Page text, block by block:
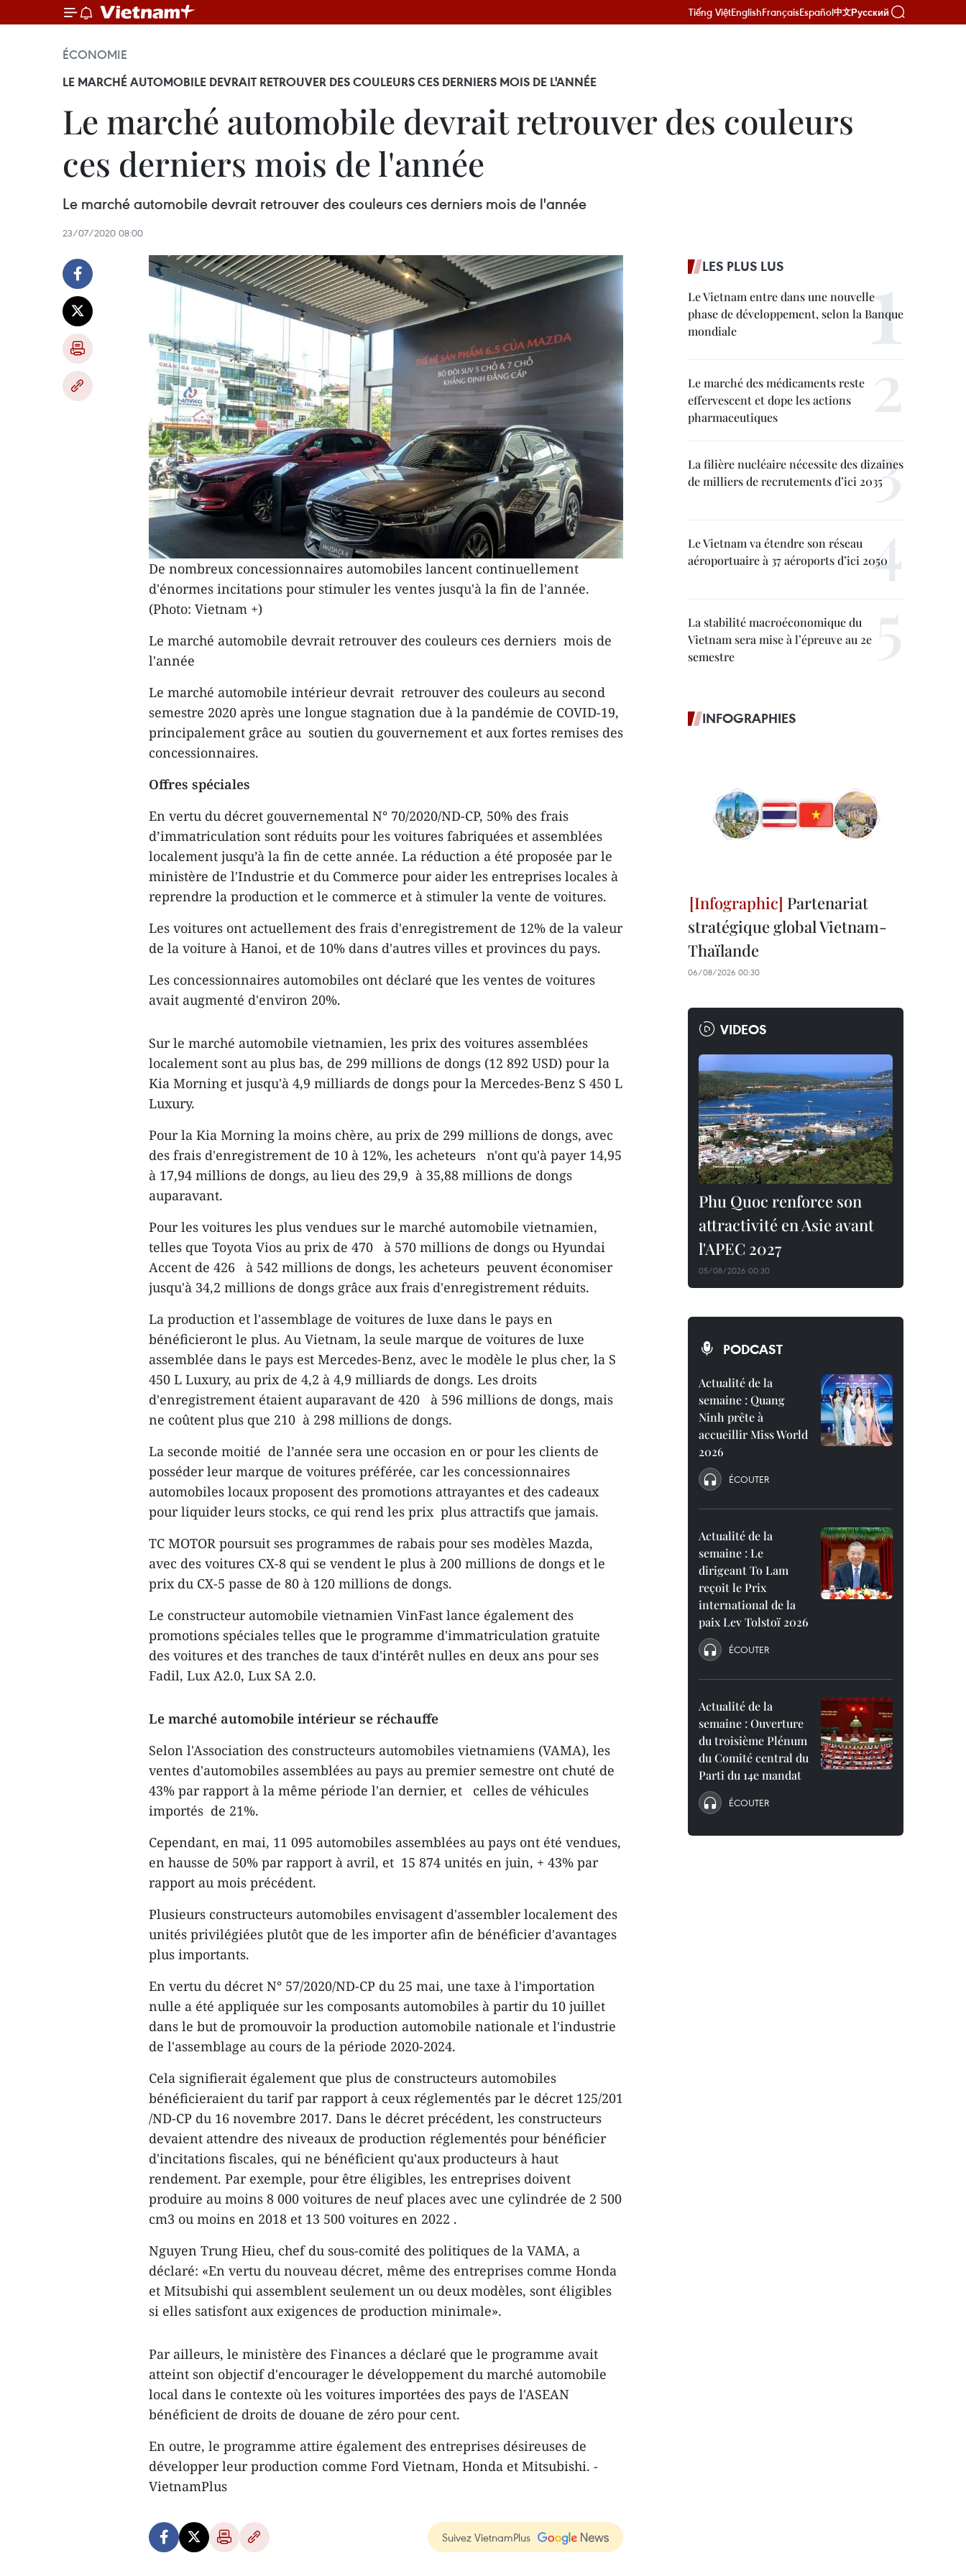
Tiếng ViệtEnglishFrançaisEspañol中文Русский
ÉCONOMIE
LE MARCHÉ AUTOMOBILE DEVRAIT RETROUVER DES COULEURS CES DERNIERS MOIS DE L'ANNÉE
Le marché automobile devrait retrouver des couleurs
ces derniers mois de l'année
Le marché automobile devrait retrouver des couleurs ces derniers mois de l'année
23/07/2020 08:00
De nombreux concessionnaires automobiles lancent continuellement
d'énormes incitations pour stimuler les ventes jusqu'à la fin de l'année.
(Photo: Vietnam +)
Le marché automobile devrait retrouver des couleurs ces derniers mois de
l'année
Le marché automobile intérieur devrait retrouver des couleurs au second
semestre 2020 après une longue stagnation due à la pandémie de COVID-19,
principalement grâce au soutien du gouvernement et aux fortes remises des
concessionnaires.
Offres spéciales
En vertu du décret gouvernemental N° 70/2020/ND-CP, 50% des frais
d’immatriculation sont réduits pour les voitures fabriquées et assemblées
localement jusqu’à la fin de cette année. La réduction a été proposée par le
ministère de l'Industrie et du Commerce pour aider les entreprises locales à
reprendre la production et le commerce et à stimuler la vente de voitures.
Les voitures ont actuellement des frais d'enregistrement de 12% de la valeur
de la voiture à Hanoi, et de 10% dans d'autres villes et provinces du pays.
Les concessionnaires automobiles ont déclaré que les ventes de voitures
avait augmenté d'environ 20%.
Sur le marché automobile vietnamien, les prix des voitures assemblées
localement sont au plus bas, de 299 millions de dongs (12 892 USD) pour la
Kia Morning et jusqu'à 4,9 milliards de dongs pour la Mercedes-Benz S 450 L
Luxury.
Pour la Kia Morning la moins chère, au prix de 299 millions de dongs, avec
des frais d'enregistrement de 10 à 12%, les acheteurs n'ont qu'à payer 14,95
à 17,94 millions de dongs, au lieu des 29,9 à 35,88 millions de dongs
auparavant.
Pour les voitures les plus vendues sur le marché automobile vietnamien,
telles que Toyota Vios au prix de 470 à 570 millions de dongs ou Hyundai
Accent de 426 à 542 millions de dongs, les acheteurs peuvent économiser
jusqu'à 34,2 millions de dongs grâce aux frais d'enregistrement réduits.
La production et l'assemblage de voitures de luxe dans le pays en
bénéficieront le plus. Au Vietnam, la seule marque de voitures de luxe
assemblée dans le pays est Mercedes-Benz, avec le modèle le plus cher, la S
450 L Luxury, au prix de 4,2 à 4,9 milliards de dongs. Les droits
d'enregistrement étaient auparavant de 420 à 596 millions de dongs, mais
ne coûtent plus que 210 à 298 millions de dongs.
La seconde moitié de l’année sera une occasion en or pour les clients de
posséder leur marque de voitures préférée, car les concessionnaires
automobiles locaux proposent des promotions attrayantes et des cadeaux
pour liquider leurs stocks, ce qui rend les prix plus attractifs que jamais.
TC MOTOR poursuit ses programmes de rabais pour ses modèles Mazda,
avec des voitures CX-8 qui se vendent le plus à 200 millions de dongs et le
prix du CX-5 passe de 80 à 120 millions de dongs.
Le constructeur automobile vietnamien VinFast lance également des
promotions spéciales telles que le programme d'immatriculation gratuite
des voitures et des tranches de taux d'intérêt nulles en deux ans pour ses
Fadil, Lux A2.0, Lux SA 2.0.
Le marché automobile intérieur se réchauffe
Selon l'Association des constructeurs automobiles vietnamiens (VAMA), les
ventes d'automobiles assemblées au pays au premier semestre ont chuté de
43% par rapport à la même période l'an dernier, et celles de véhicules
importés de 21%.
Cependant, en mai, 11 095 automobiles assemblées au pays ont été vendues,
en hausse de 50% par rapport à avril, et 15 874 unités en juin, + 43% par
rapport au mois précédent.
Plusieurs constructeurs automobiles envisagent d'assembler localement des
unités privilégiées plutôt que de les importer afin de bénéficier d'avantages
plus importants.
En vertu du décret N° 57/2020/ND-CP du 25 mai, une taxe à l'importation
nulle a été appliquée sur les composants automobiles à partir du 10 juillet
dans le but de promouvoir la production automobile nationale et l'industrie
de l'assemblage au cours de la période 2020-2024.
Cela signifierait également que plus de constructeurs automobiles
bénéficieraient du tarif par rapport à ceux réglementés par le décret 125/201
/ND-CP du 16 novembre 2017. Dans le décret précédent, les constructeurs
devaient attendre des niveaux de production réglementés pour bénéficier
d'incitations fiscales, qui ne bénéficient qu'aux producteurs à haut
rendement. Par exemple, pour être éligibles, les entreprises doivent
produire au moins 8 000 voitures de neuf places avec une cylindrée de 2 500
cm3 ou moins en 2018 et 13 500 voitures en 2022 .
Nguyen Trung Hieu, chef du sous-comité des politiques de la VAMA, a
déclaré: «En vertu du nouveau décret, même des entreprises comme Honda
et Mitsubishi qui assemblent seulement un ou deux modèles, sont éligibles
si elles satisfont aux exigences de production minimale».
Par ailleurs, le ministère des Finances a déclaré que le programme avait
atteint son objectif d'encourager le développement du marché automobile
local dans le contexte où les voitures importées des pays de l'ASEAN
bénéficient de droits de douane de zéro pour cent.
En outre, le programme attire également des entreprises désireuses de
développer leur production comme Ford Vietnam, Honda et Mitsubishi. -
VietnamPlus
Suivez VietnamPlus
LES PLUS LUS
Le Vietnam entre dans une nouvelle
phase de développement, selon la Banque
mondiale
Le marché des médicaments reste
effervescent et dope les actions
pharmaceutiques
La filière nucléaire nécessite des dizaines
de milliers de recrutements d’ici 2035
Le Vietnam va étendre son réseau
aéroportuaire à 37 aéroports d’ici 2050
La stabilité macroéconomique du
Vietnam sera mise à l’épreuve au 2e
semestre
INFOGRAPHIES
Partenariat
stratégique global Vietnam-
Thaïlande
06/08/2026 00:30
VIDEOS
Phu Quoc renforce son
attractivité en Asie avant
l'APEC 2027
05/08/2026 00:30
PODCAST
Actualité de la
semaine : Quang
Ninh prête à
accueillir Miss World
2026
ÉCOUTER
Actualité de la
semaine : Le
dirigeant To Lam
reçoit le Prix
international de la
paix Lev Tolstoï 2026
ÉCOUTER
Actualité de la
semaine : Ouverture
du troisième Plénum
du Comité central du
Parti du 14e mandat
ÉCOUTER